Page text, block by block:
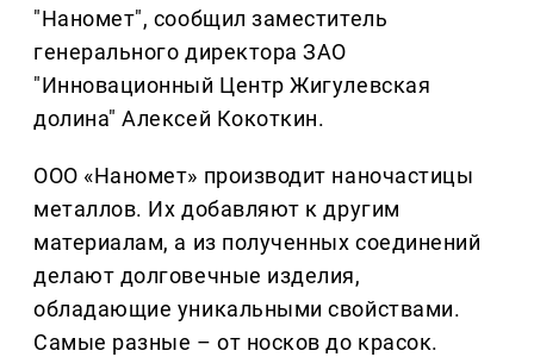
"Наномет", сообщил заместитель
генерального директора ЗАО
"Инновационный Центр Жигулевская
долина" Алексей Кокоткин.
ООО «Наномет» производит наночастицы
металлов. Их добавляют к другим
материалам, а из полученных соединений
делают долговечные изделия,
обладающие уникальными свойствами.
Самые разные – от носков до красок.